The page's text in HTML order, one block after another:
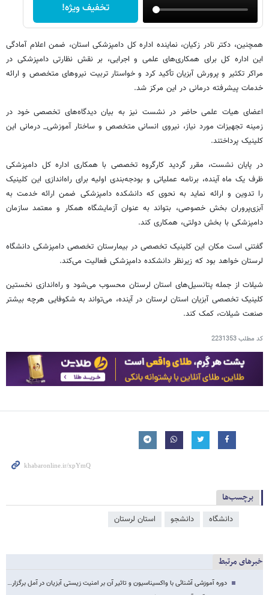
تخفیف ویژه!
همچنین، دکتر نادر زکیان، نماینده اداره کل دامپزشکی استان، ضمن اعلام آمادگی
این اداره کل برای همکاری‌های علمی و اجرایی، بر نقش نظارتی دامپزشکی در
مراکر تکثیر و پرورش آبزیان تأکید کرد و خواستار تربیت نیروهای متخصص و ارائه
خدمات پیشرفته درمانی در این مرکز شد.
اعضای هیات علمی حاضر در نشست نیز به بیان دیدگاه‌های تخصصی خود در
زمینه تجهیزات مورد نیاز، نیروی انسانی متخصص و ساختار آموزشی_ درمانی این
کلینیک پرداختند.
در پایان نشست، مقرر گردید کارگروه تخصصی با همکاری اداره کل دامپزشکی
ظرف یک ماه آینده، برنامه عملیاتی و بودجه‌بندی اولیه برای راه‌اندازی این کلینیک
را تدوین و ارائه نماید به نحوی که دانشکده دامپزشکی ضمن ارائه خدمت به
آبزی‌پروران بخش خصوصی، بتواند به عنوان آزمایشگاه همکار و معتمد سازمان
دامپزشکی با بخش دولتی، همکاری کند.
گفتنی است مکان این کلینیک تخصصی در بیمارستان تخصصی دامپزشکی دانشگاه
لرستان خواهد بود که زیرنظر دانشکده دامپزشکی فعالیت می‌کند.
شیلات از جمله پتانسیل‌های استان لرستان محسوب می‌شود و راه‌اندازی نخستین
کلینیک تخصصی آبزیان استان لرستان در آینده، می‌تواند به شکوفایی هرچه بیشتر
صنعت شیلات، کمک کند.
کد مطلب2231353
برچسب‌ها
دانشگاه دانشجو استان لرستان
خبرهای مرتبط
دوره آموزشی آشنائی با واکسیناسیون و تاثیر آن بر امنیت زیستی آبزیان در آمل برگزار…